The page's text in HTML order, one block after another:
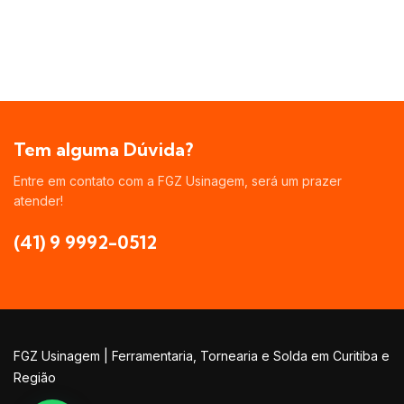
Tem alguma Dúvida?
Entre em contato com a FGZ Usinagem, será um prazer
atender!
(41) 9 9992-0512
FGZ Usinagem | Ferramentaria, Tornearia e Solda em Curitiba e
Região